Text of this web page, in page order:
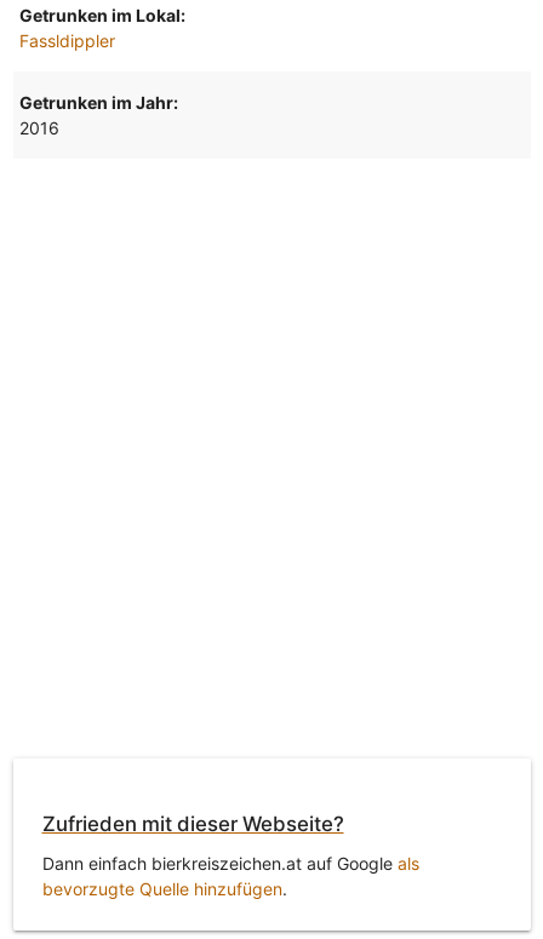
Getrunken im Lokal:
Fassldippler
Getrunken im Jahr:
2016
Zufrieden mit dieser Webseite?
Dann einfach bierkreiszeichen.at auf Google als
bevorzugte Quelle hinzufügen.